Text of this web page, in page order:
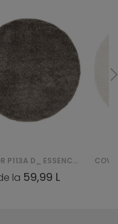
COVOR P113A D_ ESSENCE ROUND (KOŁO) - SZARY
la 59,99 L